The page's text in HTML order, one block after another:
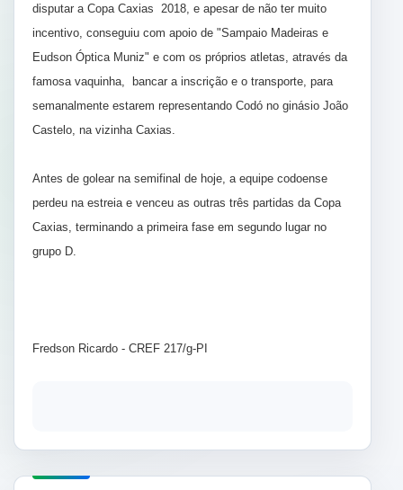
disputar a Copa Caxias 2018, e apesar de não ter muito
incentivo, conseguiu com apoio de "Sampaio Madeiras e
Eudson Óptica Muniz" e com os próprios atletas, através da
famosa vaquinha, bancar a inscrição e o transporte, para
semanalmente estarem representando Codó no ginásio João
Castelo, na vizinha Caxias.
Antes de golear na semifinal de hoje, a equipe codoense
perdeu na estreia e venceu as outras três partidas da Copa
Caxias, terminando a primeira fase em segundo lugar no
grupo D.
Fredson Ricardo - CREF 217/g-PI